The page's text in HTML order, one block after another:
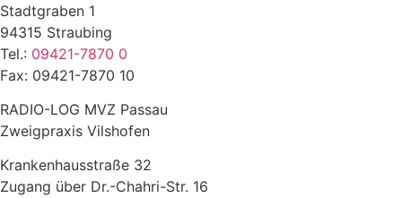
Stadtgraben 1
94315 Straubing
Tel.: 09421-7870 0
Fax: 09421-7870 10
RADIO-LOG MVZ Passau
Zweigpraxis Vilshofen
Krankenhausstraße 32
Zugang über Dr.-Chahri-Str. 16